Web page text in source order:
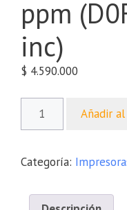
ppm
inc)
$ 4.590.000
Añadir
Categoría: